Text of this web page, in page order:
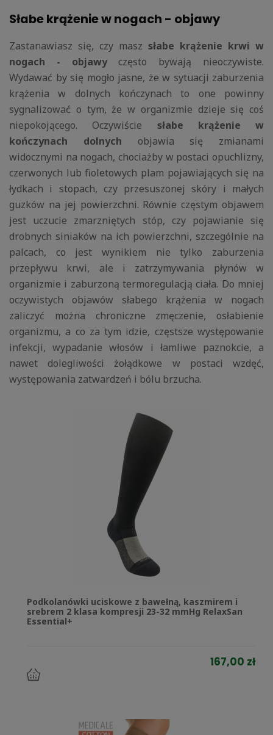
Słabe krążenie w nogach - objawy
Zastanawiasz się, czy masz słabe krążenie krwi w
nogach - objawy często bywają nieoczywiste.
Wydawać by się mogło jasne, że w sytuacji zaburzenia
krążenia w dolnych kończynach to one powinny
sygnalizować o tym, że w organizmie dzieje się coś
niepokojącego. Oczywiście słabe krążenie w
kończynach dolnych objawia się zmianami
widocznymi na nogach, chociażby w postaci opuchlizny,
czerwonych lub fioletowych plam pojawiających się na
łydkach i stopach, czy przesuszonej skóry i małych
guzków na jej powierzchni. Równie częstym objawem
jest uczucie zmarzniętych stóp, czy pojawianie się
drobnych siniaków na ich powierzchni, szczególnie na
palcach, co jest wynikiem nie tylko zaburzenia
przepływu krwi, ale i zatrzymywania płynów w
organizmie i zaburzoną termoregulacją ciała. Do mniej
oczywistych objawów słabego krążenia w nogach
zaliczyć można chroniczne zmęczenie, osłabienie
organizmu, a co za tym idzie, częstsze występowanie
infekcji, wypadanie włosów i łamliwe paznokcie, a
nawet dolegliwości żołądkowe w postaci wzdęć,
występowania zatwardzeń i bólu brzucha.
Podkolanówki uciskowe z bawełną, kaszmirem i
srebrem 2 klasa kompresji 23-32 mmHg RelaxSan
Essential+
167,00 zł
do
koszyka